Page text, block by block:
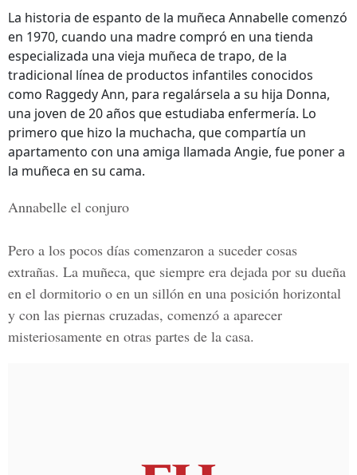
La historia de espanto de la muñeca Annabelle comenzó
en 1970, cuando una madre compró en una tienda
especializada una vieja muñeca de trapo, de la
tradicional línea de productos infantiles conocidos
como Raggedy Ann, para regalársela a su hija Donna,
una joven de 20 años que estudiaba enfermería. Lo
primero que hizo la muchacha, que compartía un
apartamento con una amiga llamada Angie, fue poner a
la muñeca en su cama.
Annabelle el conjuro
Pero a los pocos días comenzaron a suceder cosas
extrañas. La muñeca, que siempre era dejada por su dueña
en el dormitorio o en un sillón en una posición horizontal
y con las piernas cruzadas, comenzó a aparecer
misteriosamente en otras partes de la casa.